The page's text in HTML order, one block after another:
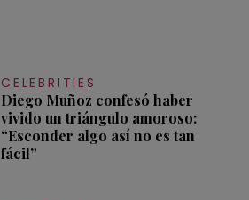
CELEBRITIES
Diego Muñoz confesó haber
vivido un triángulo amoroso:
“Esconder algo así no es tan
fácil”